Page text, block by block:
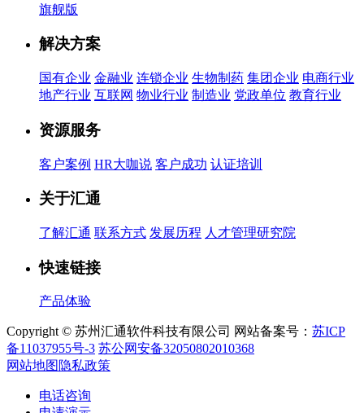
旗舰版
解决方案
国有企业 金融业 连锁企业 生物制药 集团企业 电商行业
地产行业 互联网 物业行业 制造业 党政单位 教育行业
资源服务
客户案例 HR大咖说 客户成功 认证培训
关于汇通
了解汇通 联系方式 发展历程 人才管理研究院
快速链接
产品体验
Copyright © 苏州汇通软件科技有限公司 网站备案号： 苏ICP
备11037955号-3 苏公网安备32050802010368
网站地图 隐私政策
电话咨询